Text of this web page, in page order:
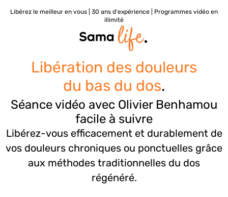
Libérez le meilleur en vous | 30 ans d'expérience | Programmes vidéo en
illimité
Libération des douleurs
du bas du dos.
Séance vidéo avec Olivier Benhamou
facile à suivre
Libérez-vous efficacement et durablement de
vos douleurs chroniques ou ponctuelles grâce
aux méthodes traditionnelles du dos
régénéré.